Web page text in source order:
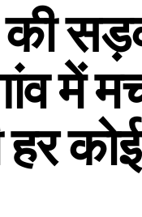
में
हर